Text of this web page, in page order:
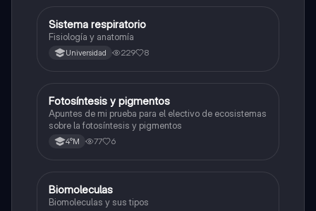
Biología
Sistema respiratorio
Fisiología y anatomía
Universidad 229 8
Biología
Fotosíntesis y pigmentos
Apuntes de mi prueba para el electivo de ecosistemas
sobre la fotosíntesis y pigmentos
4°M 77 6
Biología
Biomoleculas
Biomoleculas y sus tipos